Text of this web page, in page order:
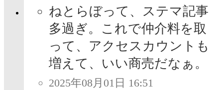
ねとらぼって、ステマ記事
多過ぎ。これで仲介料を取
って、アクセスカウントも
増えて、いい商売だなぁ。
2025年08月01日 16:51